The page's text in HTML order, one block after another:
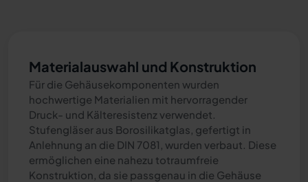
Materialauswahl und Konstruktion
Für die Gehäusekomponenten wurden
hochwertige Materialien mit hervorragender
Druck- und Kälteresistenz verwendet.
Stufengläser aus Borosilikatglas, gefertigt in
Anlehnung an die DIN 7081, wurden verbaut. Diese
ermöglichen eine nahezu totraumfreie
Konstruktion, da sie passgenau in die Gehäuse